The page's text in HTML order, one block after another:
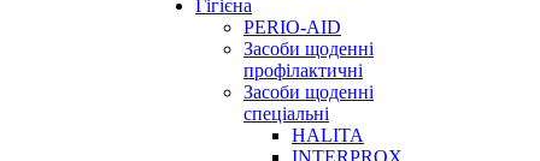
Гігієна
PERIO-AID
Засоби щоденні
профілактичні
Засоби щоденні
спеціальні
HALITA
INTERPROX